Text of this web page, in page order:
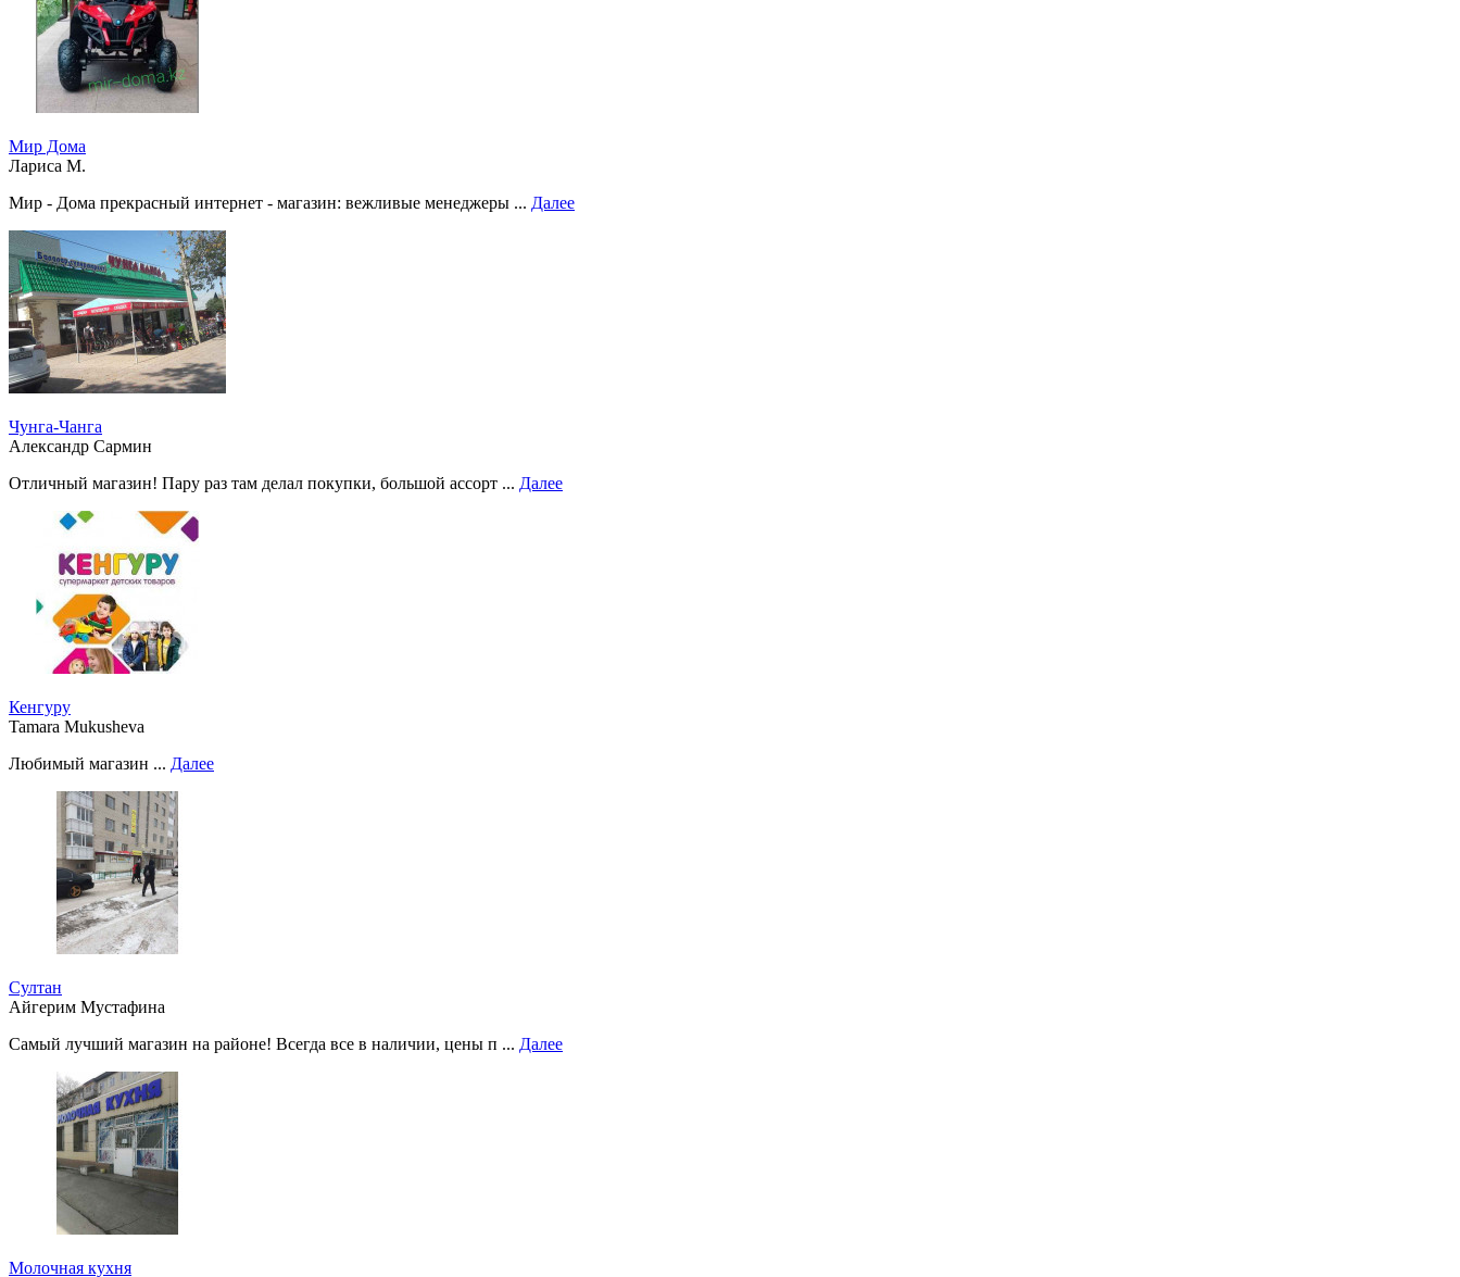
Мир Дома
Лариса М.
Мир - Дома прекрасный интернет - магазин: вежливые менеджеры ... Далее
Чунга-Чанга
Александр Сармин
Отличный магазин! Пару раз там делал покупки, большой ассорт ... Далее
Кенгуру
Tamara Mukusheva
Любимый магазин ... Далее
Султан
Айгерим Мустафина
Самый лучший магазин на районе! Всегда все в наличии, цены п ... Далее
Молочная кухня